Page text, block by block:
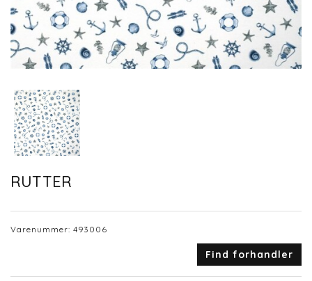
RUTTER
Varenummer: 493006
Find forhandler